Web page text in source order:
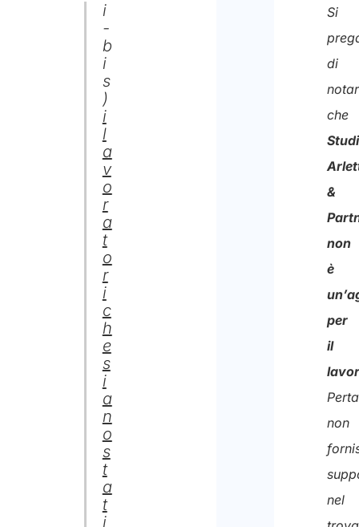
i
-
b
i
s
)
i
l
a
v
o
r
a
t
o
r
i
c
h
e
s
i
a
n
o
s
t
a
t
i
Si
di
che
&
non
è
per
il
non
nel